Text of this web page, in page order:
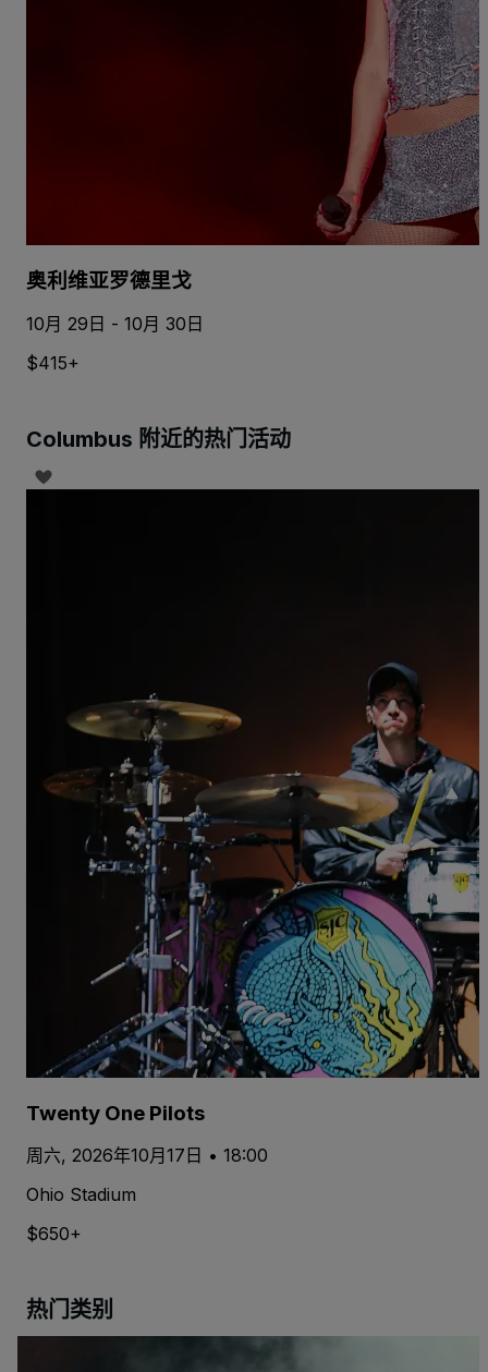
奥利维亚罗德里戈
10月 29日 - 10月 30日
$415+
Columbus 附近的热门活动
Twenty One Pilots
周六, 2026年10月17日 • 18:00
Ohio Stadium
$650+
热门类别